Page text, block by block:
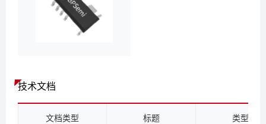
技术文档
文档类型 标题 类型